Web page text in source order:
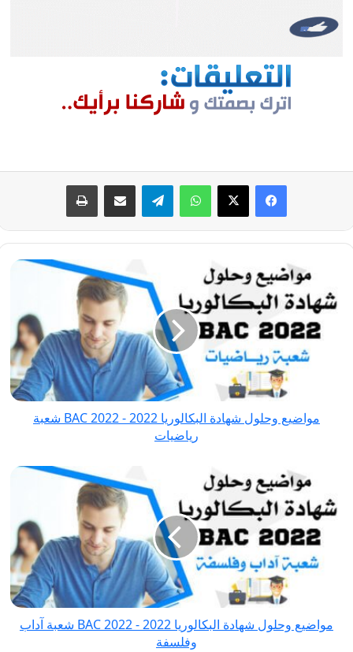
فيسبوك
‫X واتسابتيلقراممشاركة عبر البريد طباعة
مواضيع
وحلول
شهادة
البكالوريا
2022
شعبة
مواضيع وحلول شهادة البكالوريا 2022 - BAC 2022 شعبة
رياضيات
مواضيع
وحلول
شهادة
البكالوريا
2022
شعبة
مواضيع وحلول شهادة البكالوريا 2022 - BAC 2022 شعبة آداب
وفلسفة